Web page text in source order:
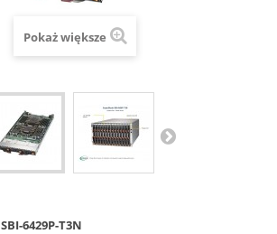
Pokaż większe
SBI-6429P-T3N